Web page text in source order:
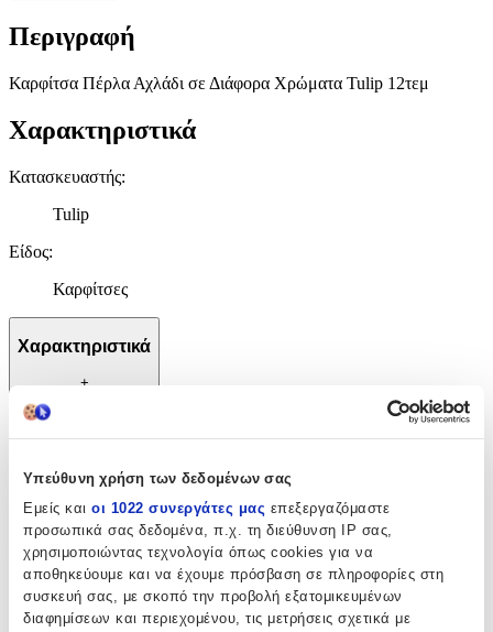
Υπεύθυνη χρήση των δεδομένων σας
Εμείς και οι 1022 συνεργάτες μας επεξεργαζόμαστε
προσωπικά σας δεδομένα, π.χ. τη διεύθυνση IP σας,
χρησιμοποιώντας τεχνολογία όπως cookies για να
αποθηκεύουμε και να έχουμε πρόσβαση σε πληροφορίες στη
συσκευή σας, με σκοπό την προβολή εξατομικευμένων
διαφημίσεων και περιεχομένου, τις μετρήσεις σχετικά με
Περιγραφή
Καρφίτσα Πέρλα Αχλάδι σε Διάφορα Χρώματα Tulip 12τεμ
Χαρακτηριστικά
Κατασκευαστής:
Tulip
Είδος:
Καρφίτσες
Χαρακτηριστικά
+
Χαρακτηριστικά
Κατασκευαστής:
Tulip
Είδος:
Καρφίτσες